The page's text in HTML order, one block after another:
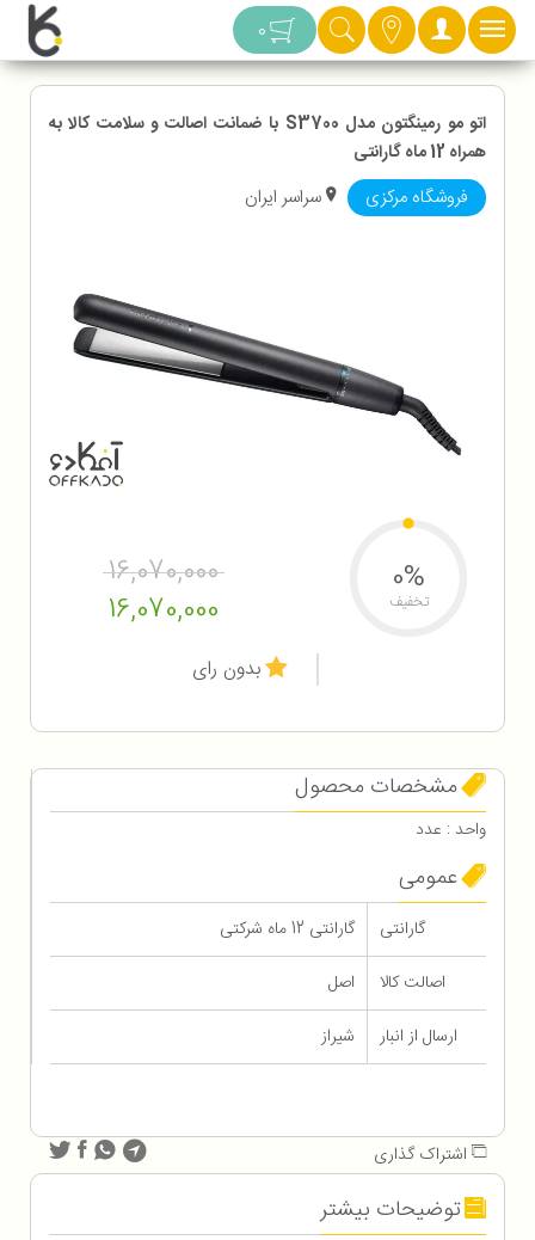
دسته بندی 0
اتو مو رمینگتون مدل S3700 با ضمانت اصالت و سلامت کالا به
همراه 12 ماه گارانتی
فروشگاه مرکزی سراسر ایران
16,070,000
16,070,000
0%
تخفیف
بدون رای
مشخصات محصول
واحد : عدد
عمومی
گارانتی
گارانتی 12 ماه شرکتی
اصالت کالا
اصل
ارسال از انبار
شیراز
اشتراک گذاری
توضیحات بیشتر